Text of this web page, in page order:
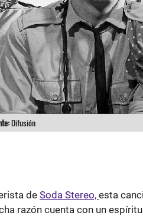
Difusión
de Soda Stereo, esta
razón cuenta con un